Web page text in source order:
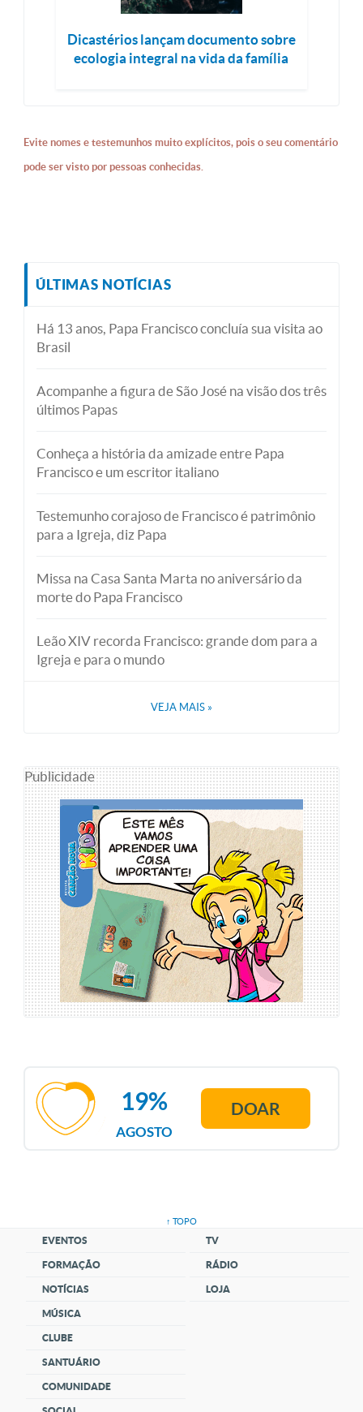
Dicastérios lançam documento sobre
ecologia integral na vida da família
Evite nomes e testemunhos muito explícitos, pois o seu comentário
pode ser visto por pessoas conhecidas.
ÚLTIMAS NOTÍCIAS
Há 13 anos, Papa Francisco concluía sua visita ao
Brasil
Acompanhe a figura de São José na visão dos três
últimos Papas
Conheça a história da amizade entre Papa
Francisco e um escritor italiano
Testemunho corajoso de Francisco é patrimônio
para a Igreja, diz Papa
Missa na Casa Santa Marta no aniversário da
morte do Papa Francisco
Leão XIV recorda Francisco: grande dom para a
Igreja e para o mundo
VEJA MAIS »
Publicidade
AGOSTO
19% DOAR
↑ TOPO
EVENTOS
FORMAÇÃO
NOTÍCIAS
MÚSICA
CLUBE
SANTUÁRIO
COMUNIDADE
TV
RÁDIO
LOJA